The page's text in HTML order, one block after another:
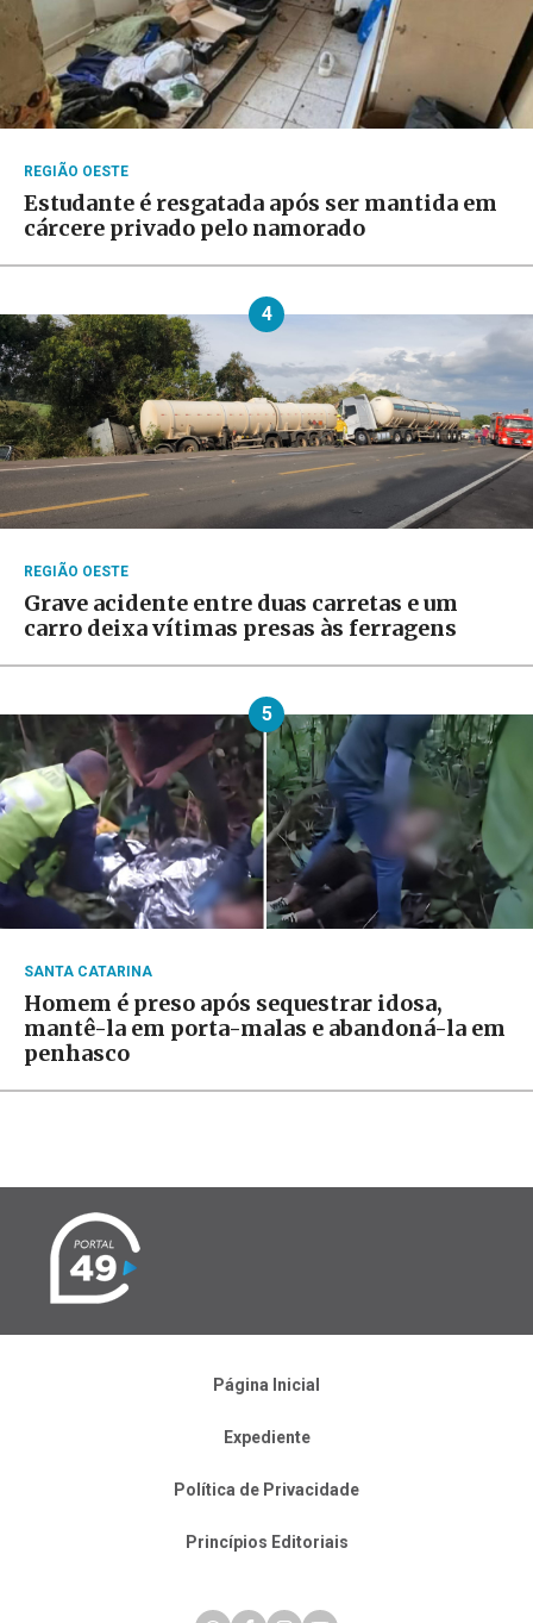
REGIÃO OESTE
Estudante é resgatada após ser mantida em
cárcere privado pelo namorado
4
REGIÃO OESTE
Grave acidente entre duas carretas e um
carro deixa vítimas presas às ferragens
5
SANTA CATARINA
Homem é preso após sequestrar idosa,
mantê-la em porta-malas e abandoná-la em
penhasco
Página Inicial
Expediente
Política de Privacidade
Princípios Editoriais